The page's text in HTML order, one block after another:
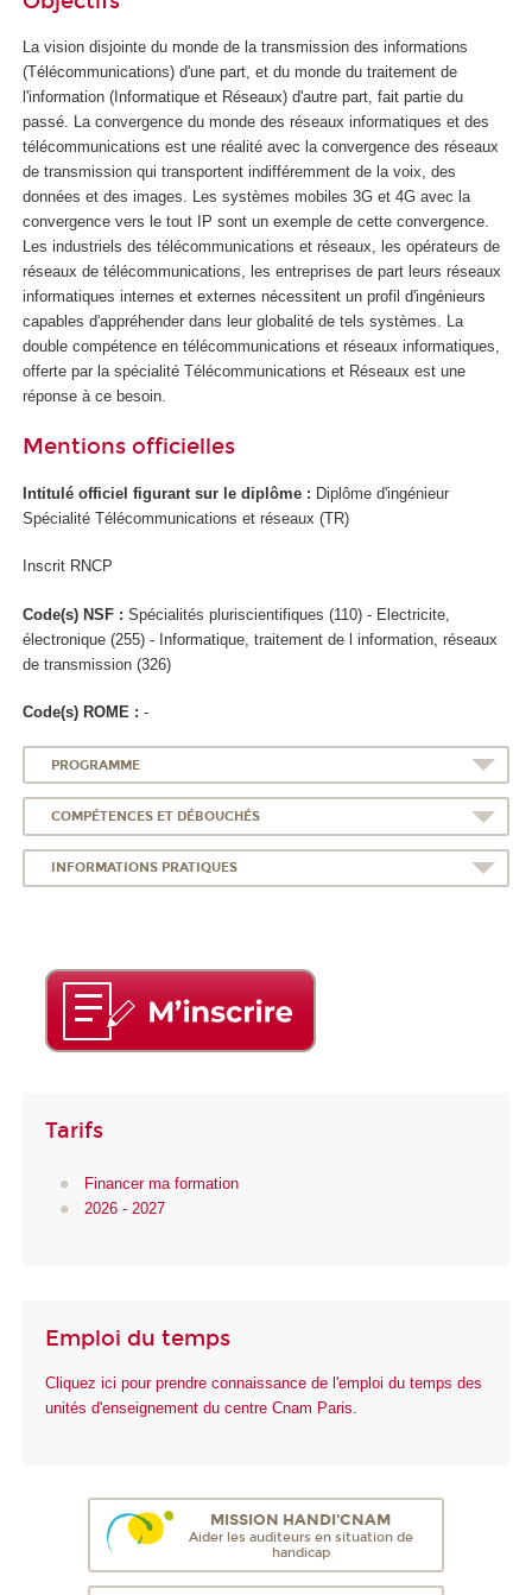
e
l
'
A
La vision disjointe du monde de la transmission des informations
(Télécommunications) d'une part, et du monde du traitement de
l'information (Informatique et Réseaux) d'autre part, fait partie du
passé. La convergence du monde des réseaux informatiques et des
télécommunications est une réalité avec la convergence des réseaux
de transmission qui transportent indifféremment de la voix, des
données et des images. Les systèmes mobiles 3G et 4G avec la
convergence vers le tout IP sont un exemple de cette convergence.
Les industriels des télécommunications et réseaux, les opérateurs de
réseaux de télécommunications, les entreprises de part leurs réseaux
informatiques internes et externes nécessitent un profil d'ingénieurs
capables d'appréhender dans leur globalité de tels systèmes. La
double compétence en télécommunications et réseaux informatiques,
offerte par la spécialité Télécommunications et Réseaux est une
réponse à ce besoin.
Mentions officielles
Intitulé officiel figurant sur le diplôme : Diplôme d'ingénieur
Spécialité Télécommunications et réseaux (TR)
Inscrit RNCP
Code(s) NSF : Spécialités pluriscientifiques (110) - Electricite,
électronique (255) - Informatique, traitement de l information, réseaux
de transmission (326)
Code(s) ROME : -
PROGRAMME
COMPÉTENCES ET DÉBOUCHÉS
INFORMATIONS PRATIQUES
Tarifs
Financer ma formation
2026 - 2027
Emploi du temps
Cliquez ici pour prendre connaissance de l'emploi du temps des
unités d'enseignement du centre Cnam Paris.
MISSION HANDI'CNAM
Aider les auditeurs en situation de
handicap